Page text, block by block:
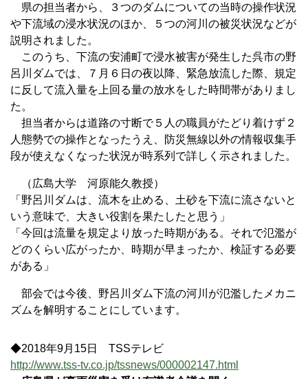
県の担当者から、３つのダムについての当時の操作状況
や下流域の浸水状況のほか、５つの河川の被災状況などが
説明されました。
このうち、下流の安浦町で浸水被害が発生した呉市の野
呂川ダムでは、７月６日の夜以降、緊急放流した際、規定
に反して流入量を上回る量の放水をした時間帯がありまし
た。
担当者からは道路の寸断で５人の職員がたどり着けず２
人態勢での操作となったうえ、防災無線以外の情報収集手
段が使えなくなった状況が時系列で詳しく示されました。
（広島大学 河原能久教授）
「野呂川ダムは、流木を止める、土砂を下流に流さないと
いう意味で、大きい役割を果たしたと思う」
「今回は流量を規定より放った時期がある。それで氾濫が
どのくらい広がったか、時期が早まったか、検証する必要
がある」
部会では今後、野呂川ダム下流の河川が氾濫したメカニ
ズムを解明することにしています。
◆2018年9月15日 TSSテレビ
http://www.tss-tv.co.jp/tssnews/000002147.html